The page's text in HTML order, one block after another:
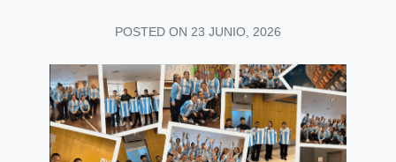
POSTED ON 23 JUNIO, 2026